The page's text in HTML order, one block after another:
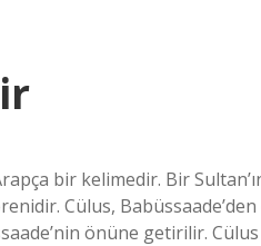
bir kelimedir. Bir
Cülus, Babüssaade’den
önüne getirilir.